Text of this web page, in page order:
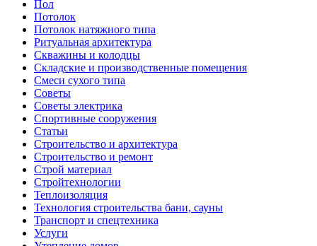
Пол
Потолок
Потолок натяжного типа
Ритуальная архитектура
Скважины и колодцы
Складские и производственные помещения
Смеси сухого типа
Советы
Советы электрика
Спортивные сооружения
Статьи
Строительство и архитектура
Строительство и ремонт
Строй материал
Стройтехнологии
Теплоизоляция
Технология строительства бани, сауны
Транспорт и спецтехника
Услуги